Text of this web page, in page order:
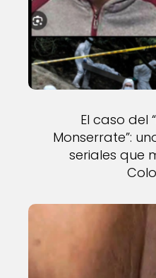
El caso del
Monserrate”:
seriales que